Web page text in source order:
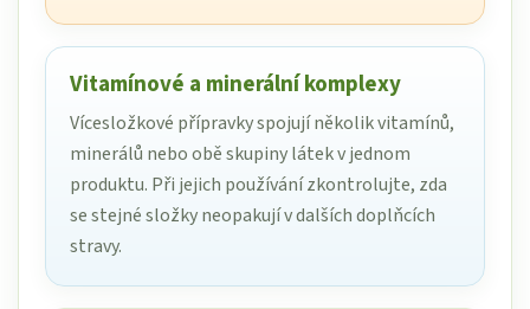
Vitamínové a minerální komplexy
Vícesložkové přípravky spojují několik vitamínů,
minerálů nebo obě skupiny látek v jednom
produktu. Při jejich používání zkontrolujte, zda
se stejné složky neopakují v dalších doplňcích
stravy.